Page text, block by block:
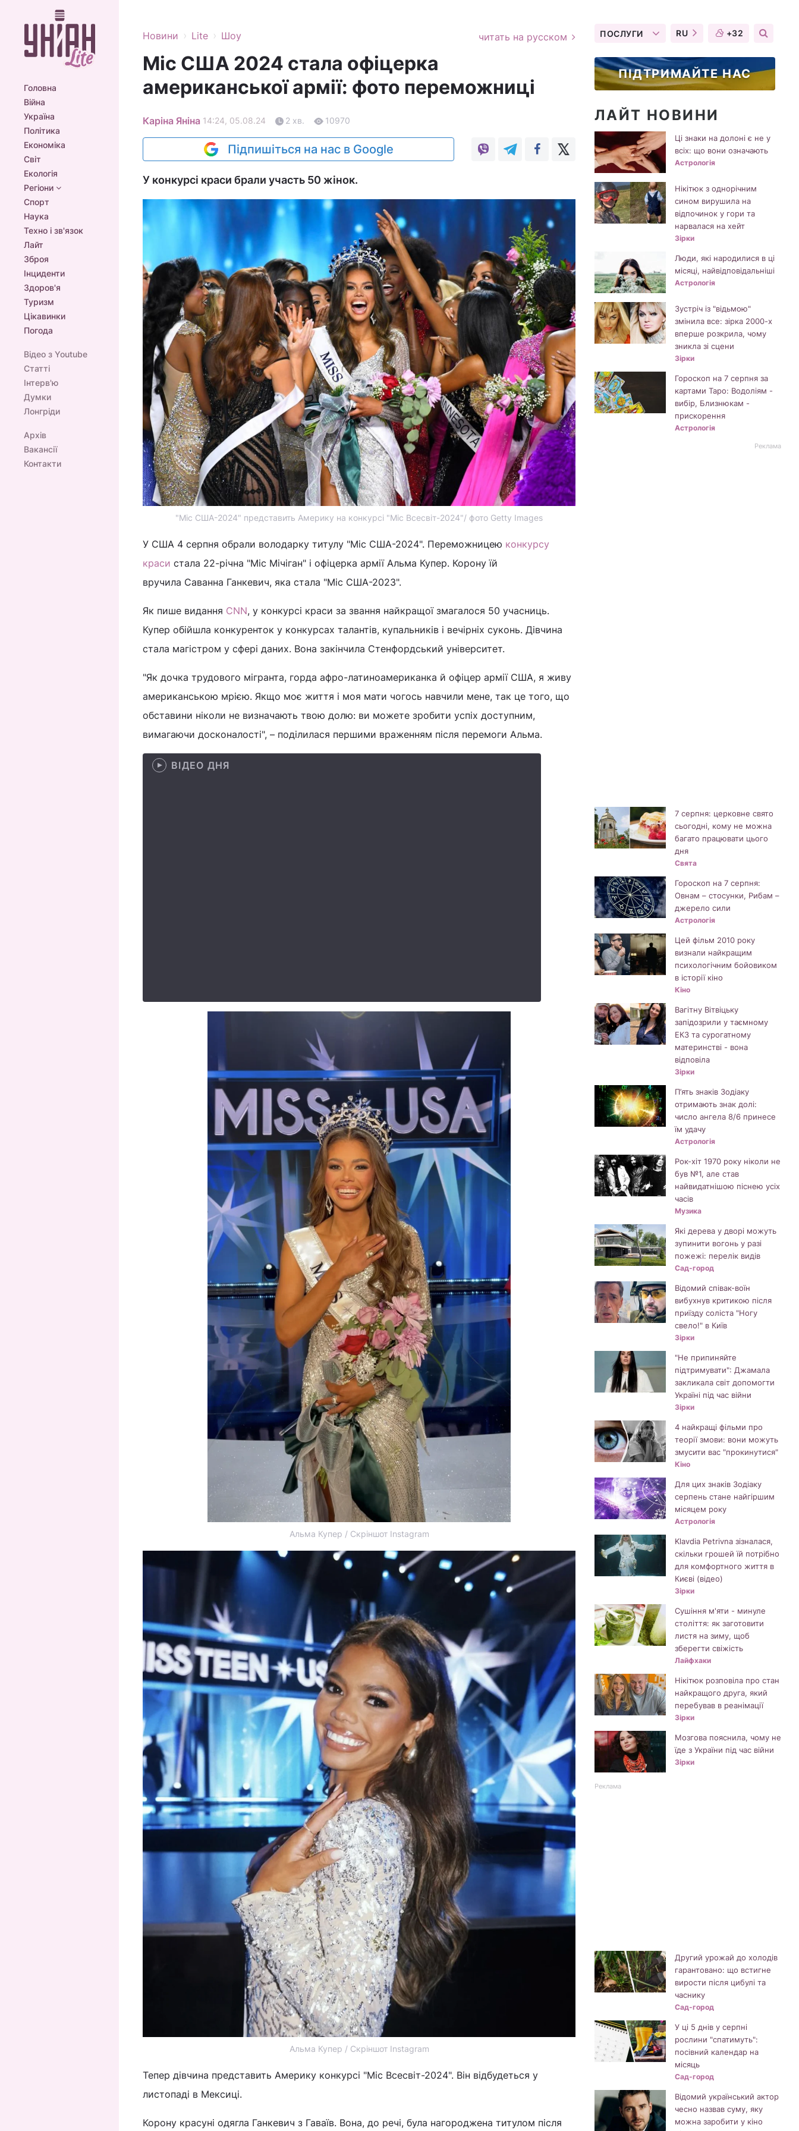
Головна
Війна
Україна
Політика
Економіка
Світ
Екологія
Регіони
Спорт
Наука
Техно і зв'язок
Лайт
Зброя
Інциденти
Здоров'я
Туризм
Цікавинки
Погода
Відео з Youtube
Статті
Інтерв'ю
Думки
Лонгріди
Архів
Вакансії
Контакти
Новини › Lite › Шоу читать на русском
Міс США 2024 стала офіцерка
американської армії: фото переможниці
Каріна Яніна 14:24, 05.08.24 2 хв. 10970
Підпишіться на нас в Google
У конкурсі краси брали участь 50 жінок.
"Міс США-2024" представить Америку на конкурсі "Міс Всесвіт-2024"/ фото Getty Images
У США 4 серпня обрали володарку титулу "Міс США-2024". Переможницею конкурсу
краси стала 22-річна "Міс Мічіган" і офіцерка армії Альма Купер. Корону їй
вручила Саванна Ганкевич, яка стала "Міс США-2023".
Як пише видання CNN, у конкурсі краси за звання найкращої змагалося 50 учасниць.
Купер обійшла конкуренток у конкурсах талантів, купальників і вечірніх суконь. Дівчина
стала магістром у сфері даних. Вона закінчила Стенфордський університет.
"Як дочка трудового мігранта, горда афро-латиноамериканка й офіцер армії США, я живу
американською мрією. Якщо моє життя і моя мати чогось навчили мене, так це того, що
обставини ніколи не визначають твою долю: ви можете зробити успіх доступним,
вимагаючи досконалості", – поділилася першими враженням після перемоги Альма.
ВІДЕО ДНЯ
Альма Купер / Скріншот Instagram
Альма Купер / Скріншот Instagram
Тепер дівчина представить Америку конкурсі "Міс Всесвіт-2024". Він відбудеться у
листопаді в Мексиці.
Корону красуні одягла Ганкевич з Гаваїв. Вона, до речі, була нагороджена титулом після
ПОСЛУГИ RU +32
ПІДТРИМАЙТЕ НАС
ЛАЙТ НОВИНИ
Ці знаки на долоні є не у
всіх: що вони означають
Астрологія
Нікітюк з однорічним
сином вирушила на
відпочинок у гори та
нарвалася на хейт
Зірки
Люди, які народилися в ці
місяці, найвідповідальніші
Астрологія
Зустріч із "відьмою"
змінила все: зірка 2000-х
вперше розкрила, чому
зникла зі сцени
Зірки
Гороскоп на 7 серпня за
картами Таро: Водоліям -
вибір, Близнюкам -
прискорення
Астрологія
Реклама
7 серпня: церковне свято
сьогодні, кому не можна
багато працювати цього
дня
Свята
Гороскоп на 7 серпня:
Овнам – стосунки, Рибам –
джерело сили
Астрологія
Цей фільм 2010 року
визнали найкращим
психологічним бойовиком
в історії кіно
Кіно
Вагітну Вітвіцьку
запідозрили у таємному
ЕКЗ та сурогатному
материнстві - вона
відповіла
Зірки
П’ять знаків Зодіаку
отримають знак долі:
число ангела 8/6 принесе
їм удачу
Астрологія
Рок-хіт 1970 року ніколи не
був №1, але став
найвидатнішою піснею усіх
часів
Музика
Які дерева у дворі можуть
зупинити вогонь у разі
пожежі: перелік видів
Сад-город
Відомий співак-воїн
вибухнув критикою після
приїзду соліста "Ногу
свело!" в Київ
Зірки
"Не припиняйте
підтримувати": Джамала
закликала світ допомогти
Україні під час війни
Зірки
4 найкращі фільми про
теорії змови: вони можуть
змусити вас "прокинутися"
Кіно
Для цих знаків Зодіаку
серпень стане найгіршим
місяцем року
Астрологія
Klavdia Petrivna зізналася,
скільки грошей їй потрібно
для комфортного життя в
Києві (відео)
Зірки
Сушіння м'яти - минуле
століття: як заготовити
листя на зиму, щоб
зберегти свіжість
Лайфхаки
Нікітюк розповіла про стан
найкращого друга, який
перебував в реанімації
Зірки
Мозгова пояснила, чому не
їде з України під час війни
Зірки
Реклама
Другий урожай до холодів
гарантовано: що встигне
вирости після цибулі та
часнику
Сад-город
У ці 5 днів у серпні
рослини "спатимуть":
посівний календар на
місяць
Сад-город
Відомий український актор
чесно назвав суму, яку
можна заробити у кіно